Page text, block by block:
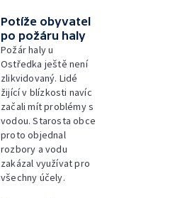
Potíže obyvatel
po požáru haly
Požár haly u
Ostředka ještě není
zlikvidovaný. Lidé
žijící v blízkosti navíc
začali mít problémy s
vodou. Starosta obce
proto objednal
rozbory a vodu
zakázal využívat pro
všechny účely.